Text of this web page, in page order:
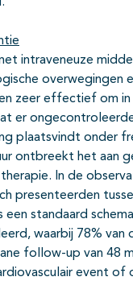
intraveneuze
overwegingen
zeer effectief om
er
plaatsvindt onder
ontbreekt het aan
In de
presenteerden
standaard
waarbij 78% van
follow-up van 48
event of